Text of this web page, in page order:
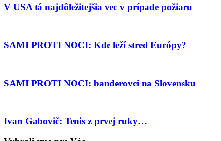
V USA tá najdôležitejšia vec v prípade požiaru
SAMI PROTI NOCI: Kde leží stred Európy?
SAMI PROTI NOCI: banderovci na Slovensku
Ivan Gabovič: Tenis z prvej ruky…